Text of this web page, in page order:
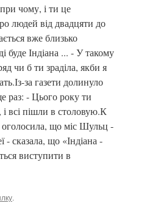
чому, і ти це
людей від двадцяти до
вже близько
буде Індіана ... - У такому
чи б ти зраділа, якби я
за газети долинуло
раз: - Цього року ти
всі пішли в столовую.К
що міс Шульц -
- сказала, що «Індіана -
виступити в
.